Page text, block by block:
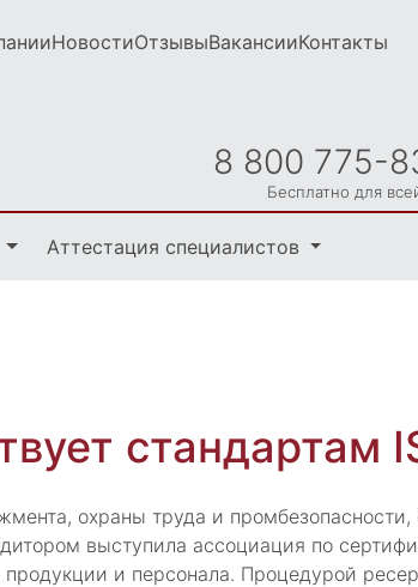
НовостиОтзывыВакансииКонтакты
8 800 775-
Бесплатно для
Аттестация специалистов
стандартам
охраны труда и
выступила ассоциация по
и персонала. Процедурой